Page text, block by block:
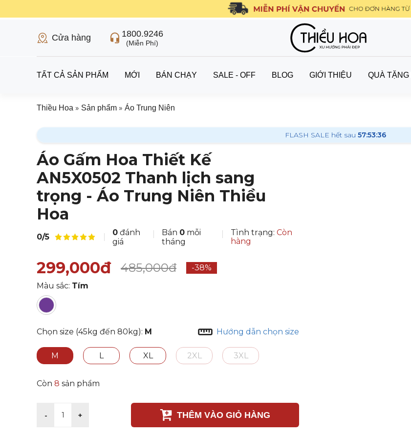
Cửa hàng 1800.9246
(Miễn Phí)
TẤT CẢ SẢN PHẨM MỚI BÁN CHẠY SALE - OFF BLOG GIỚI THIỆU QUÀ TẶNG
Thiều Hoa » Sản phẩm » Áo Trung Niên
FLASH SALE hết sau 57:53:34
Áo Gấm Hoa Thiết Kế
AN5X0502 Thanh lịch sang
trọng - Áo Trung Niên Thiều
Hoa
0/5 0 đánh
giá
Bán 0 mỗi
tháng
Tình trạng: Còn
hàng
299,000đ 485,000đ
-38%
Màu sắc: Tím
Chọn size (45kg đến 80kg): M Hướng dẫn chọn size
M L XL 2XL 3XL
Còn 8 sản phẩm
- 1 + THÊM VÀO GIỎ HÀNG